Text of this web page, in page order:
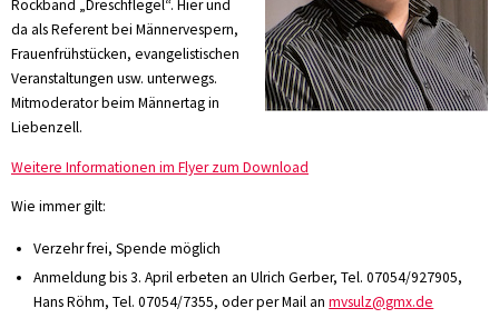
Rockband „Dreschflegel“. Hier und
da als Referent bei Männervespern,
Frauenfrühstücken, evangelistischen
Veranstaltungen usw. unterwegs.
Mitmoderator beim Männertag in
Liebenzell.
Weitere Informationen im Flyer zum Download
Wie immer gilt:
Verzehr frei, Spende möglich
Anmeldung bis 3. April erbeten an Ulrich Gerber, Tel. 07054/927905,
Hans Röhm, Tel. 07054/7355, oder per Mail anmvsulz@gmx.de